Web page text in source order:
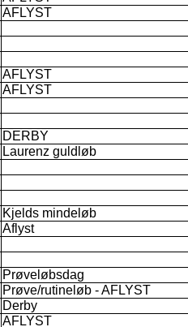
AFLYST
AFLYST
AFLYST
DERBY
Laurenz guldløb
Kjelds mindeløb
Aflyst
Prøveløbsdag
Prøve/rutineløb - AFLYST
Derby
AFLYST